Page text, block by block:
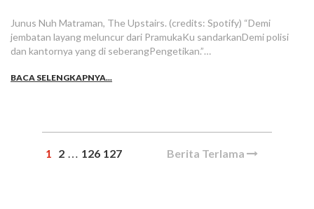
Junus Nuh Matraman, The Upstairs. (credits: Spotify) “Demi
jembatan layang meluncur dari PramukaKu sandarkanDemi polisi
dan kantornya yang di seberangPengetikan.”…
BACA SELENGKAPNYA...
1 2 … 126 127 Berita Terlama